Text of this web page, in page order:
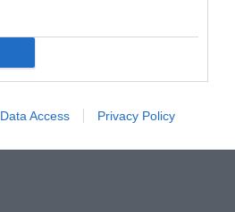
Data Access Privacy Policy